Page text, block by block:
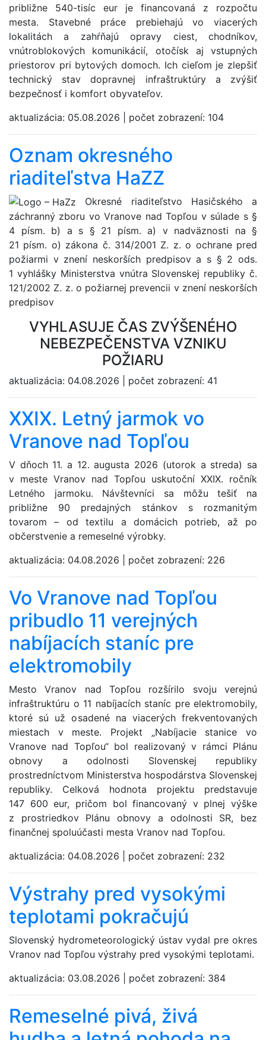
približne 540-tisíc eur je financovaná z rozpočtu
mesta. Stavebné práce prebiehajú vo viacerých
lokalitách a zahŕňajú opravy ciest, chodníkov,
vnútroblokových komunikácií, otočísk aj vstupných
priestorov pri bytových domoch. Ich cieľom je zlepšiť
technický stav dopravnej infraštruktúry a zvýšiť
bezpečnosť i komfort obyvateľov.
aktualizácia: 05.08.2026 počet zobrazení: 104
Oznam okresného
riaditeľstva HaZZ
Okresné riaditeľstvo Hasičského a
záchranný zboru vo Vranove nad Topľou v súlade s §
4 písm. b) a s § 21 písm. a) v nadväznosti na §
21 písm. o) zákona č. 314/2001 Z. z. o ochrane pred
požiarmi v znení neskorších predpisov a s § 2 ods.
1 vyhlášky Ministerstva vnútra Slovenskej republiky č.
121/2002 Z. z. o požiarnej prevencii v znení neskorších
predpisov
VYHLASUJE ČAS ZVÝŠENÉHO
NEBEZPEČENSTVA VZNIKU
POŽIARU
aktualizácia: 04.08.2026 počet zobrazení: 41
XXIX. Letný jarmok vo
Vranove nad Topľou
V dňoch 11. a 12. augusta 2026 (utorok a streda) sa
v meste Vranov nad Topľou uskutoční XXIX. ročník
Letného jarmoku. Návštevníci sa môžu tešiť na
približne 90 predajných stánkov s rozmanitým
tovarom – od textilu a domácich potrieb, až po
občerstvenie a remeselné výrobky.
aktualizácia: 04.08.2026 počet zobrazení: 226
Vo Vranove nad Topľou
pribudlo 11 verejných
nabíjacích staníc pre
elektromobily
Mesto Vranov nad Topľou rozšírilo svoju verejnú
infraštruktúru o 11 nabíjacích staníc pre elektromobily,
ktoré sú už osadené na viacerých frekventovaných
miestach v meste. Projekt „Nabíjacie stanice vo
Vranove nad Topľou“ bol realizovaný v rámci Plánu
obnovy a odolnosti Slovenskej republiky
prostredníctvom Ministerstva hospodárstva Slovenskej
republiky. Celková hodnota projektu predstavuje
147 600 eur, pričom bol financovaný v plnej výške
z prostriedkov Plánu obnovy a odolnosti SR, bez
finančnej spoluúčasti mesta Vranov nad Topľou.
aktualizácia: 04.08.2026 počet zobrazení: 232
Výstrahy pred vysokými
teplotami pokračujú
Slovenský hydrometeorologický ústav vydal pre okres
Vranov nad Topľou výstrahy pred vysokými teplotami.
aktualizácia: 03.08.2026 počet zobrazení: 384
Remeselné pivá, živá